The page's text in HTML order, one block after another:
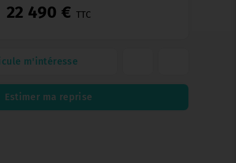
22 490 € TTC
m'intéresse
Estimer ma reprise